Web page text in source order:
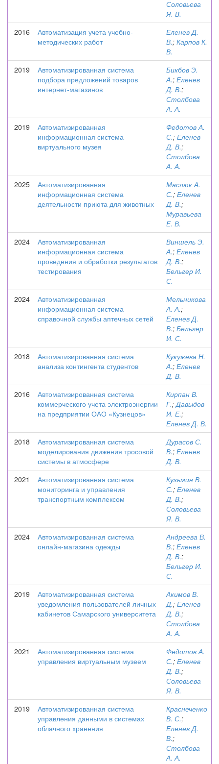
Соловьева
Я. В.
2016
Автоматизация учета учебно-
методических работ
Еленев Д.
В.; Карпов К.
В.
2019
Автоматизированная система
подбора предложений товаров
интернет-магазинов
Бикбов Э.
А.; Еленев
Д. В.;
Столбова
А. А.
2019
Автоматизированная
информационная система
виртуального музея
Федотов А.
С.; Еленев
Д. В.;
Столбова
А. А.
2025
Автоматизированная
информационная система
деятельности приюта для животных
Маслюк А.
С.; Еленев
Д. В.;
Муравьева
Е. В.
2024
Автоматизированная
информационная система
проведения и обработки результатов
тестирования
Виншель Э.
А.; Еленев
Д. В.;
Бельгер И.
С.
2024
Автоматизированная
информационная система
справочной службы аптечных сетей
Мельникова
А. А.;
Еленев Д.
В.; Бельгер
И. С.
2018
Автоматизированная система
анализа контингента студентов
Кукужева Н.
А.; Еленев
Д. В.
2016
Автоматизированная система
коммерческого учета электроэнергии
на предприятии ОАО «Кузнецов»
Кирпан В.
Г.;Давыдов
И. Е.;
Еленев Д. В.
2018
Автоматизированная система
моделирования движения тросовой
системы в атмосфере
Дурасов С.
В.; Еленев
Д. В.
2021
Автоматизированная система
мониторинга и управления
транспортным комплексом
Кузьмин В.
С.; Еленев
Д. В.;
Соловьева
Я. В.
2024
Автоматизированная система
онлайн-магазина одежды
Андреева В.
В.; Еленев
Д. В.;
Бельгер И.
С.
2019
Автоматизированная система
уведомления пользователей личных
кабинетов Самарского университета
Акимов В.
Д.; Еленев
Д. В.;
Столбова
А. А.
2021
Автоматизированная система
управления виртуальным музеем
Федотов А.
С.; Еленев
Д. В.;
Соловьева
Я. В.
2019
Автоматизированная система
управления данными в системах
облачного хранения
Краснеченко
В. С.;
Еленев Д.
В.;
Столбова
А. А.